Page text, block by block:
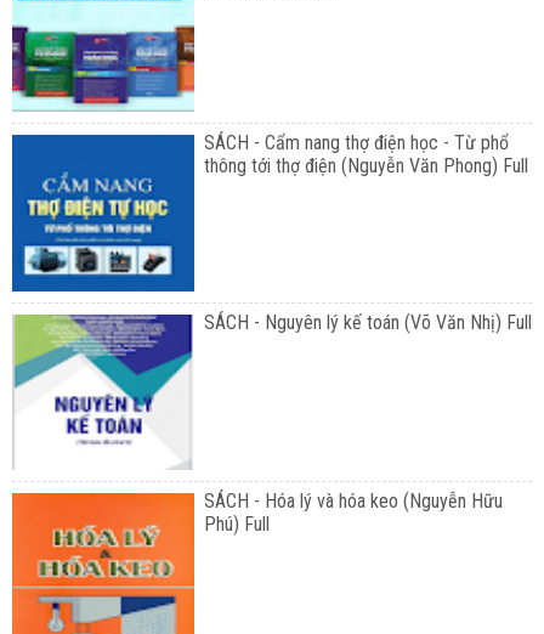
SÁCH - Cẩm nang thợ điện học - Từ phổ
thông tới thợ điện (Nguyễn Văn Phong) Full
SÁCH - Nguyên lý kế toán (Võ Văn Nhị) Full
SÁCH - Hóa lý và hóa keo (Nguyễn Hữu
Phú) Full